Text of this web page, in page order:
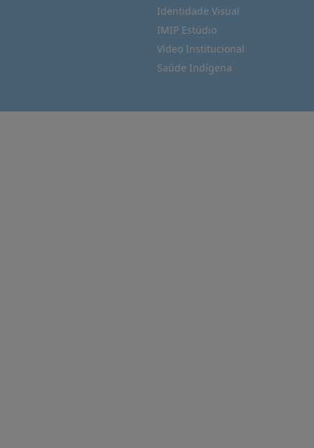
Identidade Visual
IMIP Estúdio
Vídeo Institucional
Saúde Indígena